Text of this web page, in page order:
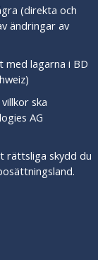
(direkta och
ändringar av
med lagarna i BD
ska
AG
rättsliga skydd du